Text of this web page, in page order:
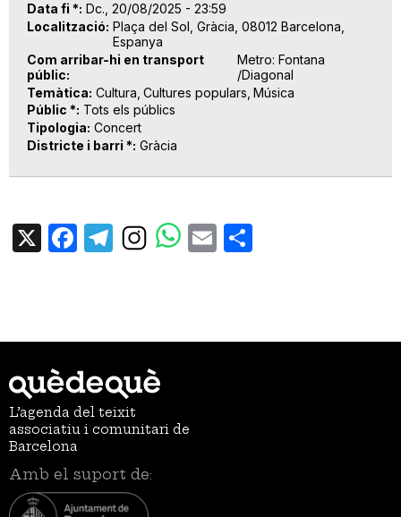
Data fi * Dc., 20/08/2025 - 23:59
Localització Plaça del Sol, Gràcia, 08012 Barcelona,
Espanya
Com arribar-hi en transport
públic
Metro: Fontana
/Diagonal
Temàtica Cultura Cultures populars Música
Públic * Tots els públics
Tipologia Concert
Districte i barri * Gràcia
X Facebook
TelegramEmail
L’agenda del teixit
associatiu i comunitari de
Barcelona
Amb el suport de: